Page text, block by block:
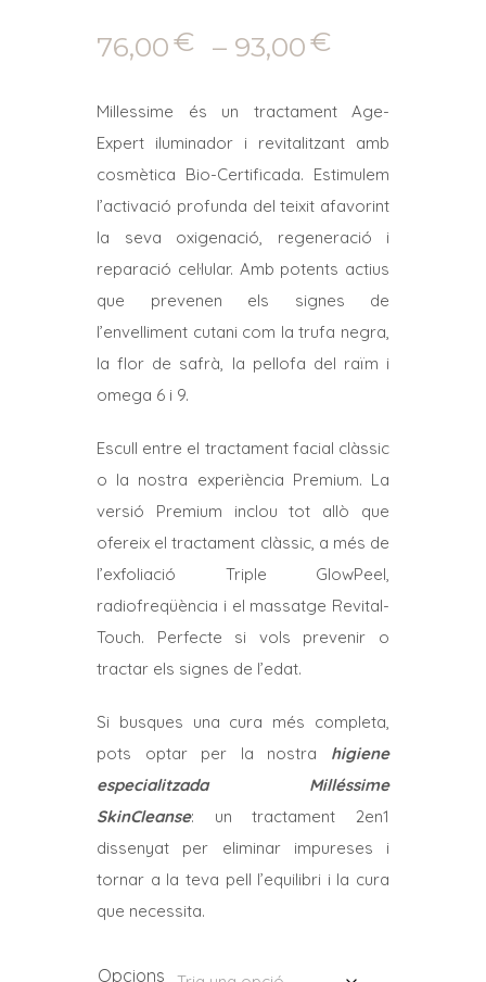
76,00€ – 93,00€
preus:
76,00€
a
93,00€
Millessime és un tractament Age-
Expert iluminador i revitalitzant amb
cosmètica Bio-Certificada. Estimulem
l’activació profunda del teixit afavorint
la seva oxigenació, regeneració i
reparació cel·lular. Amb potents actius
que prevenen els signes de
l’envelliment cutani com la trufa negra,
la flor de safrà, la pellofa del raïm i
omega 6 i 9.
Escull entre el tractament facial clàssic
o la nostra experiència Premium. La
versió Premium inclou tot allò que
ofereix el tractament clàssic, a més de
l’exfoliació Triple GlowPeel,
radiofreqüència i el massatge Revital-
Touch. Perfecte si vols prevenir o
tractar els signes de l’edat.
Si busques una cura més completa,
pots optar per la nostra higiene
especialitzada Milléssime
SkinCleanse: un tractament 2en1
dissenyat per eliminar impureses i
tornar a la teva pell l’equilibri i la cura
que necessita.
Opcions